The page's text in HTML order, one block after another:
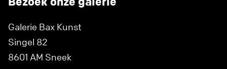
Galerie Bax Kunst
Singel 82
8601 AM Sneek